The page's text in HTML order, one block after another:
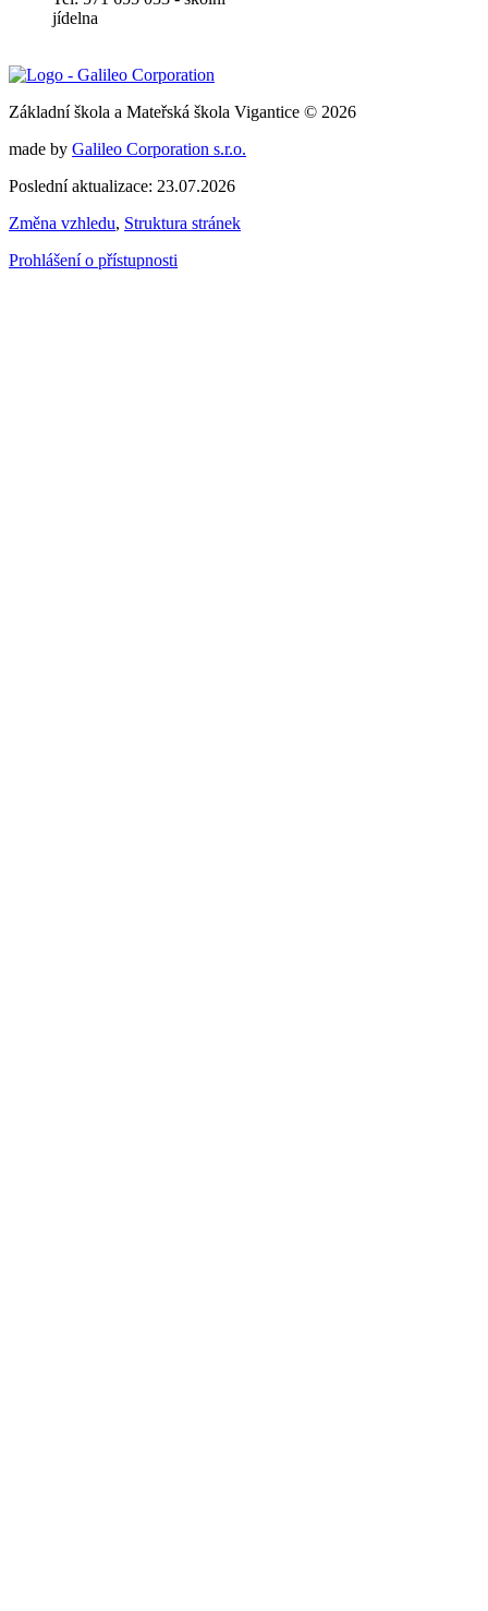
jídelna
Základní škola a Mateřská škola Vigantice © 2026
made by Galileo Corporation s.r.o.
Poslední aktualizace: 23.07.2026
Změna vzhledu, Struktura stránek
Prohlášení o přístupnosti